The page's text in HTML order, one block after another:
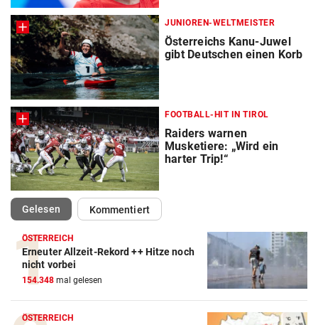
JUNIOREN-WELTMEISTER
Österreichs Kanu-Juwel
gibt Deutschen einen Korb
FOOTBALL-HIT IN TIROL
Raiders warnen
Musketiere: „Wird ein
harter Trip!“
Gelesen(ausgewählt)Kommentiert
ÖSTERREICH
Erneuter Allzeit-Rekord ++ Hitze noch
nicht vorbei
154.348 mal gelesen
ÖSTERREICH
Action-Cam Vergleich
ZUM VERGLEICH
Crosstrainer Vergleich